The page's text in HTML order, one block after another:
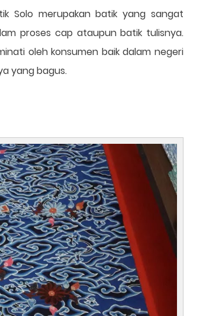
Solo merupakan batik yang sangat
proses cap ataupun batik tulisnya.
oleh konsumen baik dalam negeri
yang bagus.